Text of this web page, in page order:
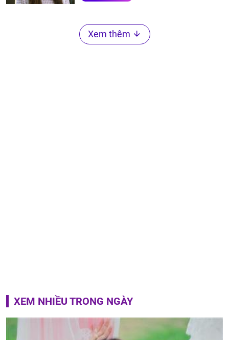
Xem thêm
XEM NHIỀU TRONG NGÀY